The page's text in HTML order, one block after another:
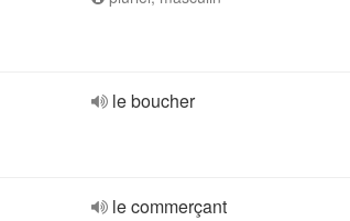
le boucher
le commerçant